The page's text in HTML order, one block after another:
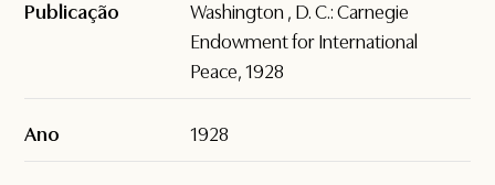
Publicação
Washington , D. C.: Carnegie
Endowment for International
Peace, 1928
Ano 1928